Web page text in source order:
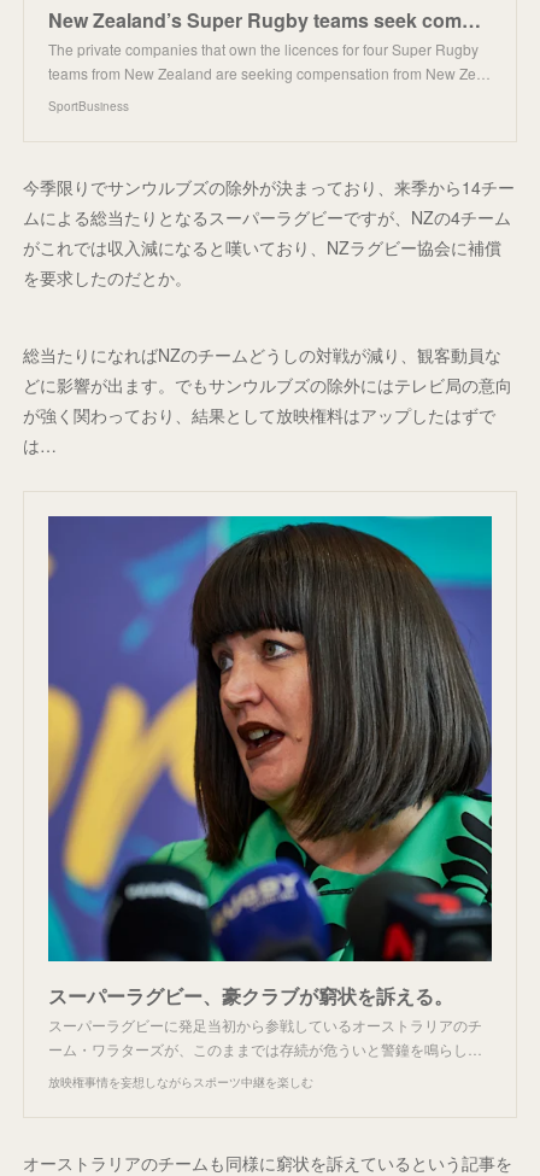
New Zealand’s Super Rugby teams seek compensation for format change | SportBusiness
The private companies that own the licences for four Super Rugby
teams from New Zealand are seeking compensation from New Ze…
SportBusiness
今季限りでサンウルブズの除外が決まっており、来季から14チー
ムによる総当たりとなるスーパーラグビーですが、NZの4チーム
がこれでは収入減になると嘆いており、NZラグビー協会に補償
を要求したのだとか。
総当たりになればNZのチームどうしの対戦が減り、観客動員な
どに影響が出ます。でもサンウルブズの除外にはテレビ局の意向
が強く関わっており、結果として放映権料はアップしたはずで
は…
スーパーラグビー、豪クラブが窮状を訴える。
スーパーラグビーに発足当初から参戦しているオーストラリアのチ
ーム・ワラターズが、このままでは存続が危ういと警鐘を鳴らし…
放映権事情を妄想しながらスポーツ中継を楽しむ
オーストラリアのチームも同様に窮状を訴えているという記事を